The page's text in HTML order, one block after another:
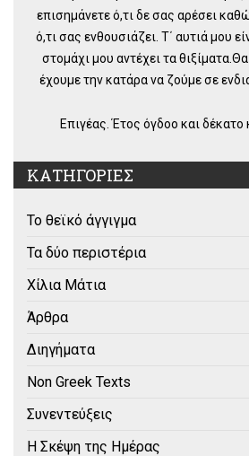
επισημάνετε ό,τι δε σας αρέσει
ό,τι σας ενθουσιάζει. Τ΄ αυτιά μου
στομάχι μου αντέχει τα
έχουμε την κατάρα να ζούμε σε
Επιγέας. Έτος όγδοο και δέκατο
ΚΑΤΗΓΟΡΙΕΣ
Το θεϊκό άγγιγμα
Τα δύο περιστέρια
Χίλια Μάτια
Άρθρα
Διηγήματα
Non Greek Texts
Συνεντεύξεις
Η Σκέψη της Ημέρας